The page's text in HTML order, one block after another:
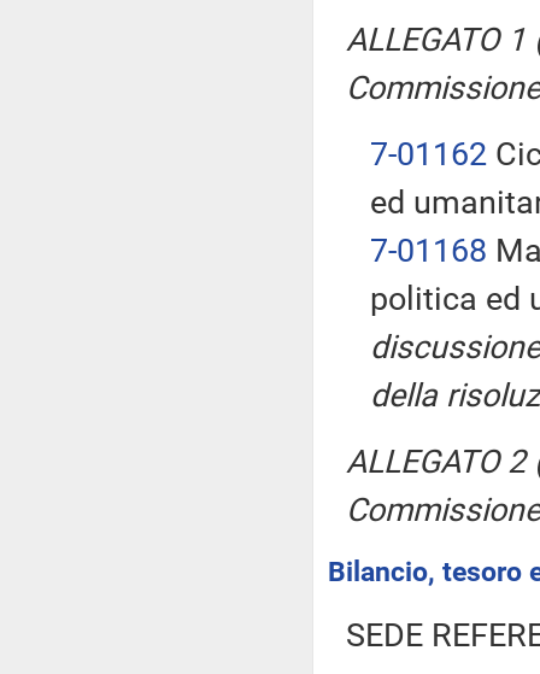
ALLEGATO
7-01162
ed
7-01168
politica ed
della
ALLEGATO
Bilancio, tesoro
SEDE